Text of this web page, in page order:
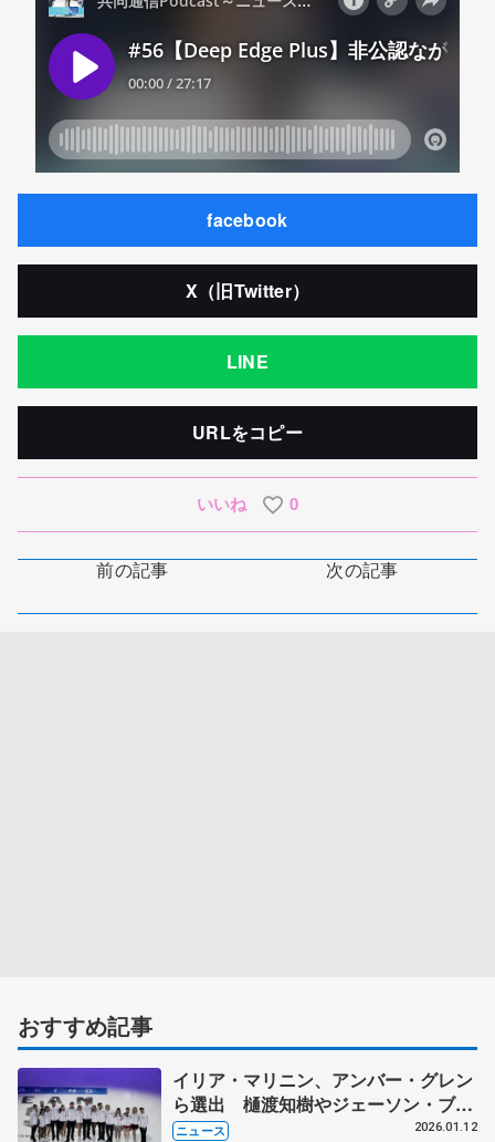
facebook
X（旧Twitter）
LINE
URLをコピー
いいね 0
前の記事 次の記事
おすすめ記事
イリア・マリニン、アンバー・グレン
ら選出 樋渡知樹やジェーソン・ブラ
ウンは落選 オリンピック米国代表
ニュース 2026.01.12